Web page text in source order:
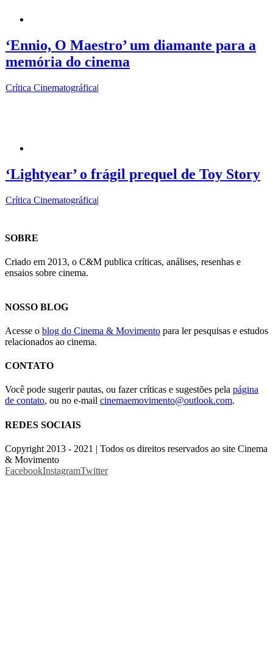
‘Ennio, O Maestro’ um diamante para a
memória do cinema
Crítica Cinematográfica|
‘Lightyear’ o frágil prequel de Toy Story
Crítica Cinematográfica|
SOBRE
Criado em 2013, o C&M publica críticas, análises, resenhas e
ensaios sobre cinema.
NOSSO BLOG
Acesse o blog do Cinema & Movimento para ler pesquisas e estudos
relacionados ao cinema.
CONTATO
Você pode sugerir pautas, ou fazer críticas e sugestões pela página
de contato, ou no e-mail cinemaemovimento@outlook.com.
REDES SOCIAIS
Copyright 2013 - 2021 | Todos os direitos reservados ao site Cinema
& Movimento
FacebookInstagramTwitter